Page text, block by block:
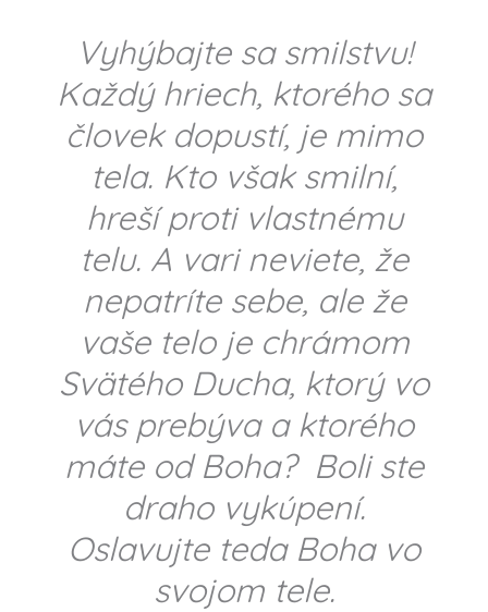
Vyhýbajte sa smilstvu!
Každý hriech, ktorého sa
človek dopustí, je mimo
tela. Kto však smilní,
hreší proti vlastnému
telu. A vari neviete, že
nepatríte sebe, ale že
vaše telo je chrámom
Svätého Ducha, ktorý vo
vás prebýva a ktorého
máte od Boha? Boli ste
draho vykúpení.
Oslavujte teda Boha vo
svojom tele.